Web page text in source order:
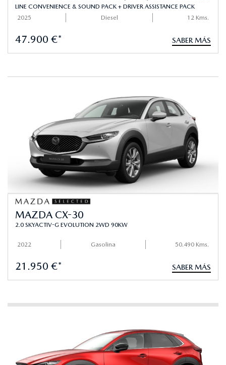
LINE CONVENIENCE & SOUND PACK + DRIVER ASSISTANCE PACK
2025
Diesel 12 Kms.
47.900 €* SABER MÁS
MAZDA CX-30
2.0 SKYACTIV-G EVOLUTION 2WD 90KW
2022 Gasolina 50.490 Kms.
21.950 €* SABER MÁS